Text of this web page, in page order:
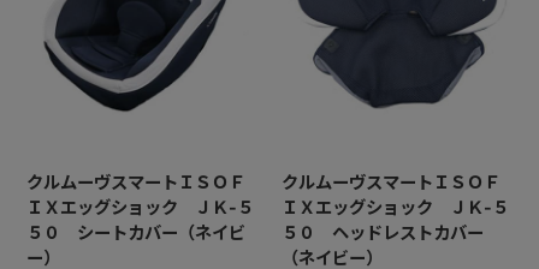
クルムーヴスマートＩＳＯＦ
ＩＸエッグショック ＪＫ-５
５０ シートカバー（ネイビ
ー）
クルムーヴスマートＩＳＯＦ
ＩＸエッグショック ＪＫ-５
５０ ヘッドレストカバー
（ネイビー）